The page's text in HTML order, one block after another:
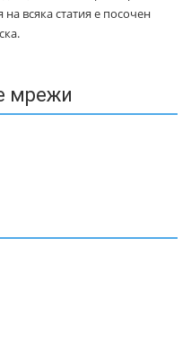
всяка статия е посочен
мрежи